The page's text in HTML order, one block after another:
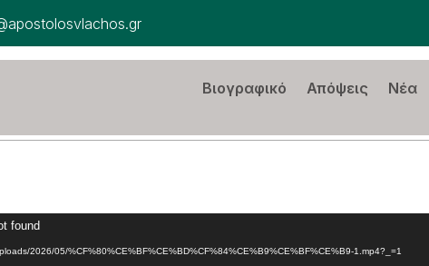
Βιογραφικό Απόψεις Νέα
found
2026/05/%CF%80%CE%BF%CE%BD%CF%84%CE%B9%CE%BF%CE%B9-1.mp4?_=1